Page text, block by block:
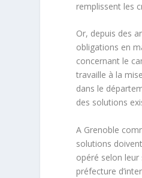
remplissent les
Or, depuis des
obligations en
concernant le
travaille à la
dans le
des solutions
A Grenoble
solutions
opéré selon leur
préfecture